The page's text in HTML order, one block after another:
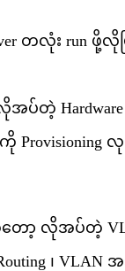
တလုံး run ဖို့လို
တဲ့ Hardware
Provisioning
ော့ လိုအပ်တဲ့
၊